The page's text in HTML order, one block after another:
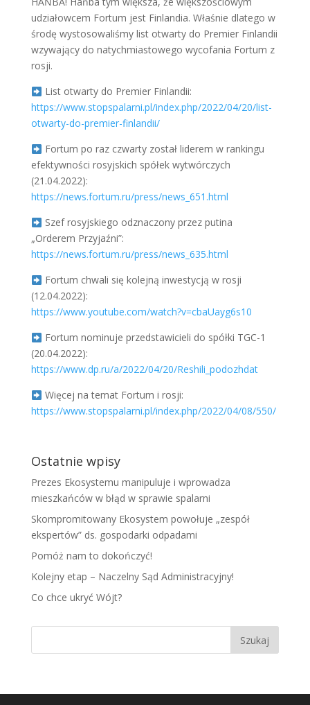
udziałowcem Fortum jest Finlandia. Właśnie dlatego w
środę wystosowaliśmy list otwarty do Premier Finlandii
wzywający do natychmiastowego wycofania Fortum z
rosji.
List otwarty do Premier Finlandii:
https://www.stopspalarni.pl/index.php/2022/04/20/list-
otwarty-do-premier-finlandii/
Fortum po raz czwarty został liderem w rankingu
efektywności rosyjskich spółek wytwórczych
(21.04.2022):
https://news.fortum.ru/press/news_651.html
Szef rosyjskiego odznaczony przez putina
„Orderem Przyjaźni”:
https://news.fortum.ru/press/news_635.html
Fortum chwali się kolejną inwestycją w rosji
(12.04.2022):
https://www.youtube.com/watch?v=cbaUayg6s10
Fortum nominuje przedstawicieli do spółki TGC-1
(20.04.2022):
https://www.dp.ru/a/2022/04/20/Reshili_podozhdat
Więcej na temat Fortum i rosji:
https://www.stopspalarni.pl/index.php/2022/04/08/550/
Ostatnie wpisy
Prezes Ekosystemu manipuluje i wprowadza
mieszkańców w błąd w sprawie spalarni
Skompromitowany Ekosystem powołuje „zespół
ekspertów” ds. gospodarki odpadami
Pomóż nam to dokończyć!
Kolejny etap – Naczelny Sąd Administracyjny!
Co chce ukryć Wójt?